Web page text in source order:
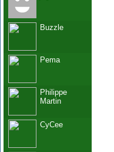
Buzzle
Pema
Philippe
Martin
CyCee